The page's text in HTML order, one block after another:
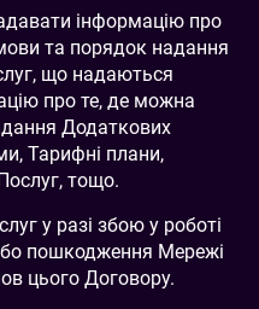
інформацію про
та порядок надання
що надаються
про те, де можна
Додаткових
Тарифні плани,
тощо.
у разі збою у роботі
пошкодження Мережі
цього Договору.